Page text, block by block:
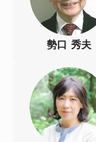
勢口 秀夫